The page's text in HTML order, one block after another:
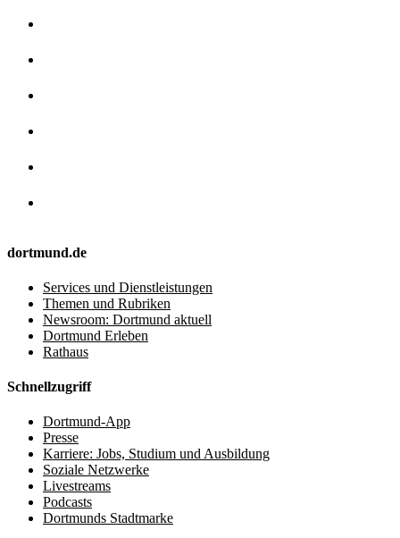
dortmund.de
Services und Dienstleistungen
Themen und Rubriken
Newsroom: Dortmund aktuell
Dortmund Erleben
Rathaus
Schnellzugriff
Dortmund-App
Presse
Karriere: Jobs, Studium und Ausbildung
Soziale Netzwerke
Livestreams
Podcasts
Dortmunds Stadtmarke